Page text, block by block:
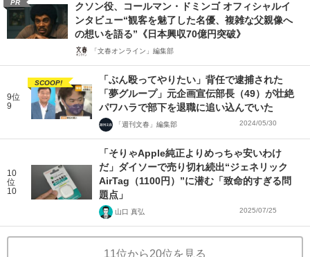
PR
クソン役、コールマン・ドミンゴ オフィシャルイ
ンタビュー“観客を魅了した名優、複雑な父親像へ
の想いを語る”《日本興収70億円突破》
「文春オンライン」編集部
9位
9
SCOOP!
「ぶん殴ってやりたい」背任で逮捕された
「夢グループ」元企画宣伝部長（49）が壮絶
パワハラで部下を退職に追い込んでいた
「週刊文春」編集部 2024/05/30
10
位
10
「そりゃApple純正よりめっちゃ安いわけ
だ」ダイソーで売り切れ続出“ジェネリック
AirTag（1100円）”に潜む「致命的すぎる問
題点」
山口 真弘 2025/07/25
11位から20位を見る